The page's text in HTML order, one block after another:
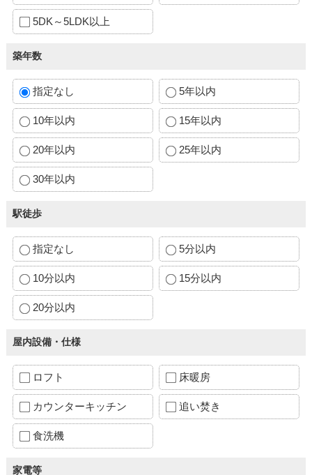
5DK～5LDK以上
築年数
指定なし 5年以内
10年以内 15年以内
20年以内 25年以内
30年以内
駅徒歩
指定なし 5分以内
10分以内 15分以内
20分以内
屋内設備・仕様
ロフト 床暖房
カウンターキッチン 追い焚き
食洗機
家電等